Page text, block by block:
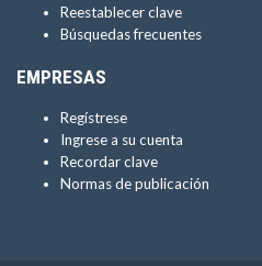
Reestablecer clave
Búsquedas frecuentes
EMPRESAS
Regístrese
Ingrese a su cuenta
Recordar clave
Normas de publicación